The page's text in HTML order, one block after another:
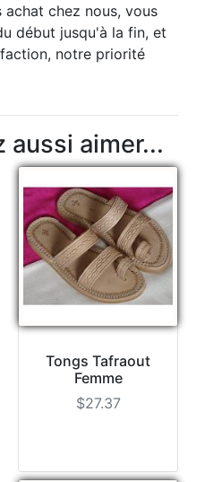
chez nous, vous
début jusqu'à la fin, et
notre priorité
aussi aimer...
Tongs Tafraout
Femme
$27.37